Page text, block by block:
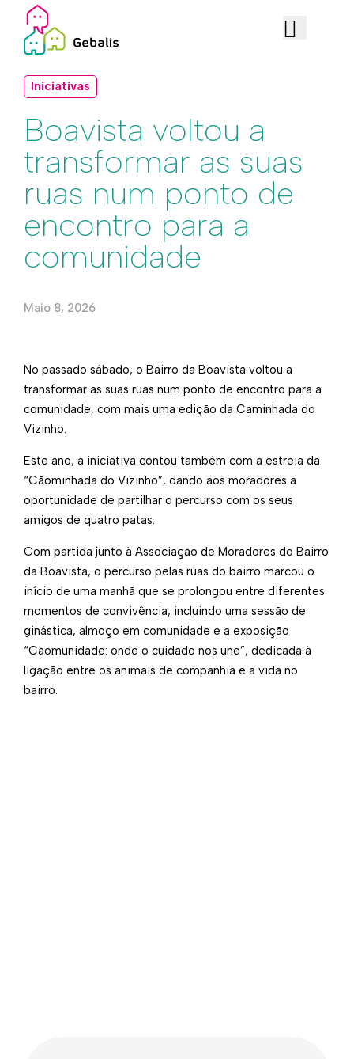
Iniciativas
Boavista voltou a
transformar as suas
ruas num ponto de
encontro para a
comunidade
Maio 8, 2026
No passado sábado, o Bairro da Boavista voltou a
transformar as suas ruas num ponto de encontro para a
comunidade, com mais uma edição da Caminhada do
Vizinho.
Este ano, a iniciativa contou também com a estreia da
“Cãominhada do Vizinho”, dando aos moradores a
oportunidade de partilhar o percurso com os seus
amigos de quatro patas.
Com partida junto à Associação de Moradores do Bairro
da Boavista, o percurso pelas ruas do bairro marcou o
início de uma manhã que se prolongou entre diferentes
momentos de convivência, incluindo uma sessão de
ginástica, almoço em comunidade e a exposição
“Cãomunidade: onde o cuidado nos une”, dedicada à
ligação entre os animais de companhia e a vida no
bairro.